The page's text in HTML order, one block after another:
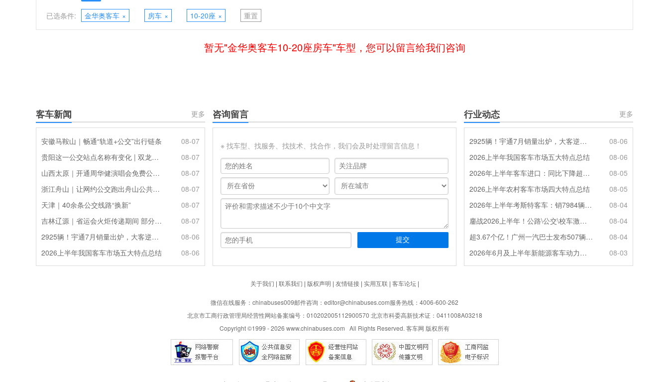
已选条件: 金华奥客车 × 房车 × 10-20座 × 重置
暂无"金华奥客车10-20座房车"车型，您可以留言给我们咨询
客车新闻 更多
安徽马鞍山｜畅通“轨道+公交”出行链条
08-07
贵阳这一公交站点名称有变化 | 双龙优化调整公交线路
08-07
山西太原｜开通周华健演唱会免费公交接驳专线
08-07
浙江舟山｜让网约公交跑出舟山公共服务的“金名片”
08-07
天津｜40余条公交线路“换新”
08-07
吉林辽源｜省运会火炬传递期间 部分公交线路临时调整
08-07
2925辆！宇通7月销量出炉，大客逆势走强筑牢基本盘
08-06
2026上半年我国客车市场五大特点总结
08-06
咨询留言
※ 找车型、找服务、找技术、找合作，我们会及时处理留言信息！
行业动态 更多
2925辆！宇通7月销量出炉，大客逆势走强筑牢基本盘
08-06
2026上半年我国客车市场五大特点总结
08-06
2026年上半年客车进口：同比下降超4成，轻客主体地位凸显
08-05
2026上半年农村客车市场四大特点总结
08-05
2026年上半年考斯特客车：销7984辆 6米领涨领跑 电动化提速
08-04
鏖战2026上半年！公路\公交\校车激烈角逐，谁问鼎赛道赢家?
08-04
超3.67个亿！广州一汽巴士发布507辆纯电动城市客车采购中标公告
08-04
2026年6月及上半年新能源客车动力电池装机量特点分析
08-03
关于我们 | 联系我们 | 版权声明 | 友情链接| 实用互联| 客车论坛|
微信在线服务：chinabuses009邮件咨询：editor@chinabuses.com服务热线：4006-600-262
北京市工商行政管理局经营性网站备案编号：010202005112900570 北京市科委高新技术证：0411008A03218
Copyright ©1999 -2026 www.chinabuses.com All Rights Reserved. 客车网 版权所有